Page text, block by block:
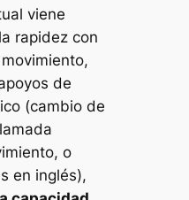
viene
rapidez con
de
(cambio de
o
en inglés),